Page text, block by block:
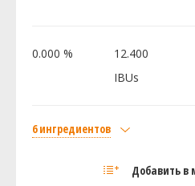
WB-06
Добавить в
0.000 %
12.400
IBUs
6 ингредиентов
Курский солод Пилзнер